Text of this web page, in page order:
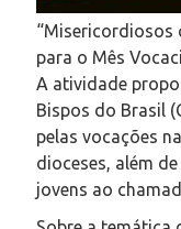
“Misericordiosos
para o Mês
A atividade
Bispos do Brasil
pelas vocações
dioceses, além
jovens ao